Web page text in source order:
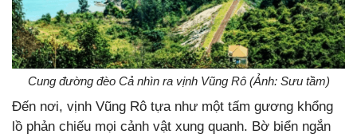
Cung đường đèo Cả nhìn ra vịnh Vũng Rô (Ảnh: Sưu tầm)
Đến nơi, vịnh Vũng Rô tựa như một tấm gương khổng
lồ phản chiếu mọi cảnh vật xung quanh. Bờ biển ngắn